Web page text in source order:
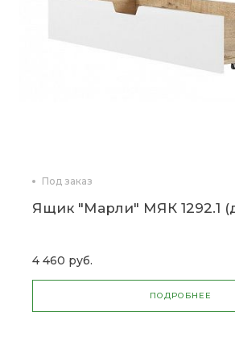
Под заказ
Ящик "Марли" МЯК 1292.1
4 460 руб.
ПОДРОБНЕЕ